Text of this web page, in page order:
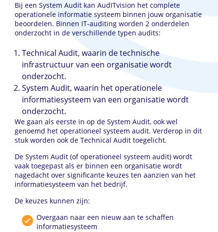
Bij een System Audit kan AudITvision het complete
operationele informatie systeem binnen jouw organisatie
beoordelen. Binnen IT-auditing worden 2 onderdelen
onderzocht in de verschillende typen audits:
Technical Audit, waarin de technische
infrastructuur van een organisatie wordt
onderzocht.
System Audit, waarin het operationele
informatiesysteem van een organisatie wordt
onderzocht.
We gaan als eerste in op de System Audit, ook wel
genoemd het operationeel systeem audit. Verderop in dit
stuk worden ook de Technical Audit toegelicht.
De System Audit (of operationeel systeem audit) wordt
vaak toegepast als er binnen een organisatie wordt
nagedacht over significante keuzes ten aanzien van het
informatiesysteem van het bedrijf.
De keuzes kunnen zijn:
Overgaan naar een nieuw aan te schaffen
informatiesysteem